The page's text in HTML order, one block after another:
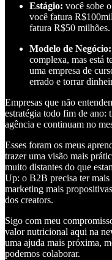
Estágio: você sobe
você fatura
fatura R$50 milhões.
Modelo de Negócio:
complexa, mas está
uma empresa de
errado e torrar
Empresas que não
estratégia todo fim de ano:
agência e continuam no
Esses foram os meus
trazer uma visão mais
muito distantes do que
Up: o B2B precisa ter mais
marketing mais
dos creators.
Sigo com meu
valor nutricional aqui na
uma ajuda mais próxima,
podemos colaborar.